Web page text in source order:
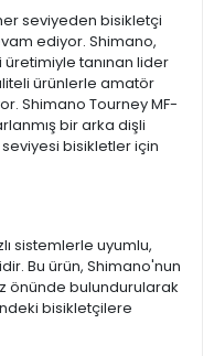
seviyeden bisikletçi
ediyor. Shimano,
tanınan lider
ürünlerle amatör
Shimano Tourney MF-
bir arka dişli
bisikletler için
sistemlerle uyumlu,
Bu ürün, Shimano'nun
önünde bulundurularak
bisikletçilere